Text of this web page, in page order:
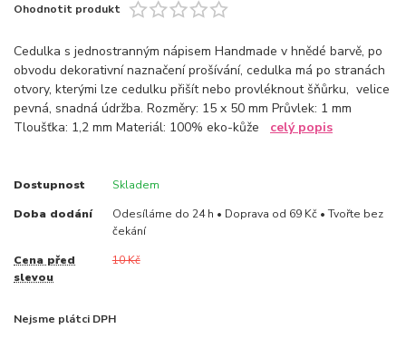
Ohodnotit produkt
Cedulka s jednostranným nápisem Handmade v hnědé barvě, po
obvodu dekorativní naznačení prošívání, cedulka má po stranách
otvory, kterými lze cedulku přišít nebo provléknout šňůrku, velice
pevná, snadná údržba. Rozměry: 15 x 50 mm Průvlek: 1 mm
Tloušťka: 1,2 mm Materiál: 100% eko-kůže celý popis
Dostupnost Skladem
Doba dodání
Odesíláme do 24 h • Doprava od 69 Kč • Tvořte bez
čekání
Cena před
slevou
10 Kč
Nejsme plátci DPH